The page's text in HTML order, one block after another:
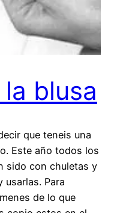
blusa
que teneis una
Este año todos los
sido con chuletas y
usarlas. Para
de lo que